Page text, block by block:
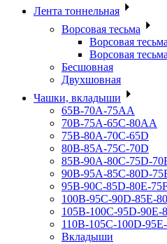
Лента тоннельная
Ворсовая тесьма
Ворсовая
Ворсовая
Бесшовная
Двухшовная
Чашки, вкладыши
65B-70A-75АА
70В-75А-65С-80АА
75В-80А-70С-65D
80В-85А-75С-70D
85В-90А-80С-75D-
90B-95A-85C-80D-
95B-90C-85D-80E-
100B-95C-90D-85E-
105B-100C-95D-90E-
110B-105C-100D-
Вкладыши